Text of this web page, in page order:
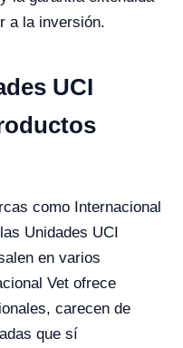
a la inversión.
UCI
como Internacional
Unidades UCI
en varios
Vet ofrece
carecen de
que sí